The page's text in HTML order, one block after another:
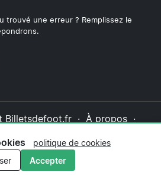
trouvé une erreur ? Remplissez le
· À propos·
·Politique éditoriale
politique de cookies
Accepter